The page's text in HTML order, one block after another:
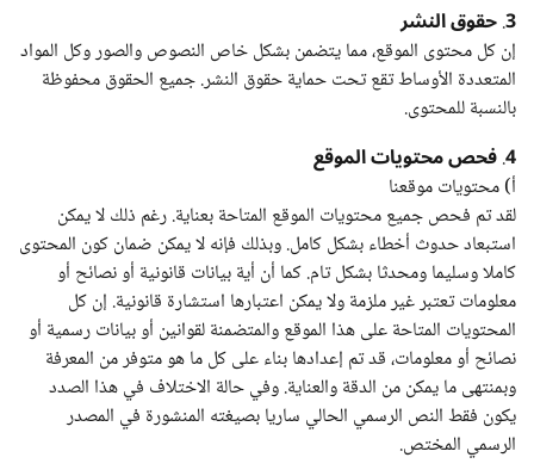
3
.حقوق النشر
إن كل محتوى الموقع، مما يتضمن بشكل خاص النصوص والصور وكل المواد
المتعددة الأوساط تقع تحت حماية حقوق النشر. جميع الحقوق محفوظة
بالنسبة للمحتوى.
4
.فحص محتويات الموقع
أ) محتويات موقعنا
لقد تم فحص جميع محتويات الموقع المتاحة بعناية. رغم ذلك لا يمكن
استبعاد حدوث أخطاء بشكل كامل. وبذلك فإنه لا يمكن ضمان كون المحتوى
كاملا وسليما ومحدثا بشكل تام. كما أن أية بيانات قانونية أو نصائح أو
معلومات تعتبر غير ملزمة ولا يمكن اعتبارها استشارة قانونية. إن كل
المحتويات المتاحة على هذا الموقع والمتضمنة لقوانين أو بيانات رسمية أو
نصائح أو معلومات، قد تم إعدادها بناء على كل ما هو متوفر من المعرفة
وبمنتهى ما يمكن من الدقة والعناية. وفي حالة الاختلاف في هذا الصدد
يكون فقط النص الرسمي الحالي ساريا بصيغته المنشورة في المصدر
الرسمي المختص.